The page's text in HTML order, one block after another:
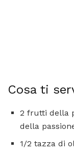
Cosa ti
2 frutti della
della
1/2 tazza di